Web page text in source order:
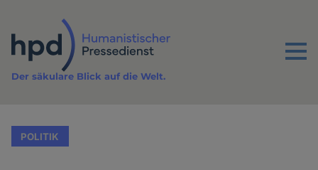
Inhalt
Menu
Der säkulare Blick auf die Welt.
POLITIK